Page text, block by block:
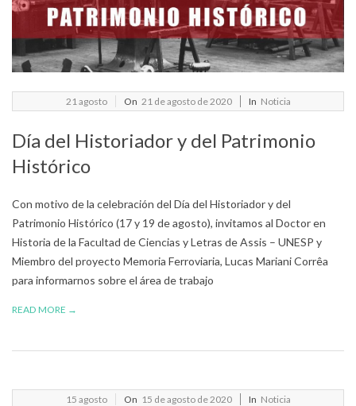
21
21agosto On 21 de agosto de 2020 In Noticia
Día del Historiador y del Patrimonio
Histórico
Con motivo de la celebración del Día del Historiador y del
Patrimonio Histórico (17 y 19 de agosto), invitamos al Doctor en
Historia de la Facultad de Ciencias y Letras de Assis – UNESP y
Miembro del proyecto Memoria Ferroviaria, Lucas Mariani Corrêa
para informarnos sobre el área de trabajo
READ MORE →
15 agosto On 15 de agosto de 2020 In Noticia